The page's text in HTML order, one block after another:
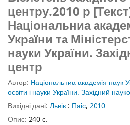
центру.2010 р
Національниа
України та
науки України.
центр
Автор: Національниа академія наук
освіти і науки України. Західний
Вихідні дані: Львів : Паіс, 2010
Опис: 240 с.